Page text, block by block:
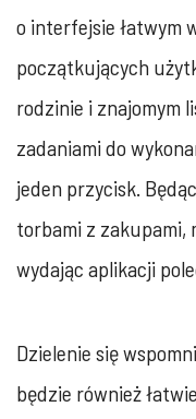
o interfejsie łatwym
początkujących
rodzinie i znajomym
zadaniami do
jeden przycisk.
torbami z zakupami,
wydając aplikacji
Dzielenie się
będzie również